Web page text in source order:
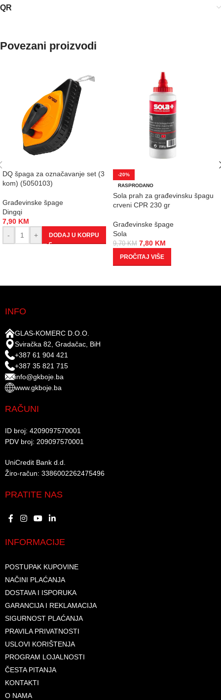
QR
Povezani proizvodi
DQ špaga za označavanje set (3
kom) (5050103)
Građevinske špage
Dingqi
7,90 KM
-
+ DODAJ U KORPU
-20%
RASPRODANO
Sola prah za građevinsku špagu
crveni CPR 230 gr
Građevinske špage
Sola
9,70KM 7,80 KM
PROČITAJ VIŠE
INFO
GLAS-KOMERC D.O.O.
Sviračka 82, Gradačac, BiH
+387 61 904 421
+387 35 821 715
info@gkboje.ba
www.gkboje.ba
RAČUNI
ID broj: 4209097570001​
PDV broj: 209097570001 ​
UniCredit Bank d.d.​
Žiro-račun: 3386002262475496​​
PRATITE NAS
INFORMACIJE
POSTUPAK KUPOVINE
NAČINI PLAĆANJA
DOSTAVA I ISPORUKA
GARANCIJA I REKLAMACIJA
SIGURNOST PLAĆANJA
PRAVILA PRIVATNOSTI
USLOVI KORIŠTENJA
PROGRAM LOJALNOSTI
ČESTA PITANJA
KONTAKTI
O NAMA